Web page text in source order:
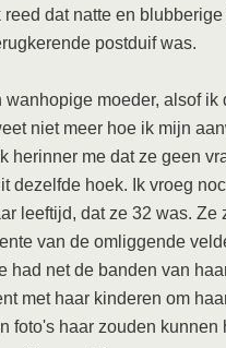
dat natte en
postduif was.
moeder, alsof ik
niet meer hoe ik mijn
herinner me dat ze geen
dezelfde hoek. Ik vroeg
leeftijd, dat ze 32 was. Ze
van de omliggende
had net de banden van
met haar kinderen om
foto's haar zouden kunnen